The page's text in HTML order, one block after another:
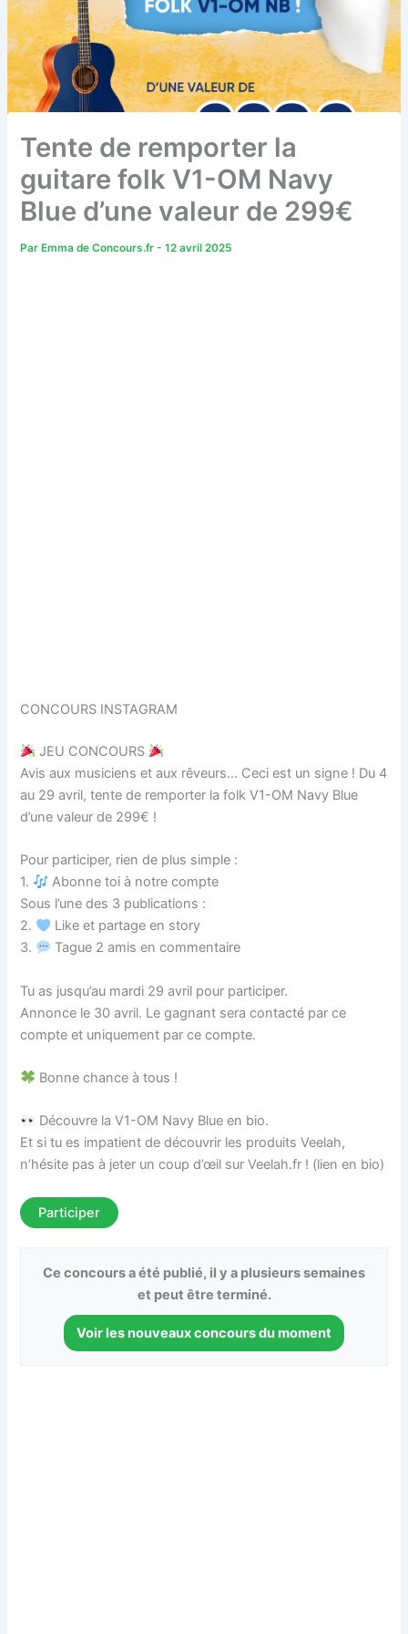
Tente de remporter la
guitare folk V1-OM Navy
Blue d’une valeur de 299€
Par Emma de Concours.fr-12 avril 2025
CONCOURS INSTAGRAM
JEU CONCOURS
Avis aux musiciens et aux rêveurs… Ceci est un signe ! Du 4
au 29 avril, tente de remporter la folk V1-OM Navy Blue
d’une valeur de 299€ !
Pour participer, rien de plus simple :
1.
Abonne toi à notre compte
Sous l’une des 3 publications :
2.
Like et partage en story
3.
Tague 2 amis en commentaire
Tu as jusqu’au mardi 29 avril pour participer.
Annonce le 30 avril. Le gagnant sera contacté par ce
compte et uniquement par ce compte.
Bonne chance à tous !
Découvre la V1-OM Navy Blue en bio.
Et si tu es impatient de découvrir les produits Veelah,
n’hésite pas à jeter un coup d’œil sur Veelah.fr ! (lien en bio)
Participer
Ce concours a été publié, il y a plusieurs semaines
et peut être terminé.
Voir les nouveaux concours du moment